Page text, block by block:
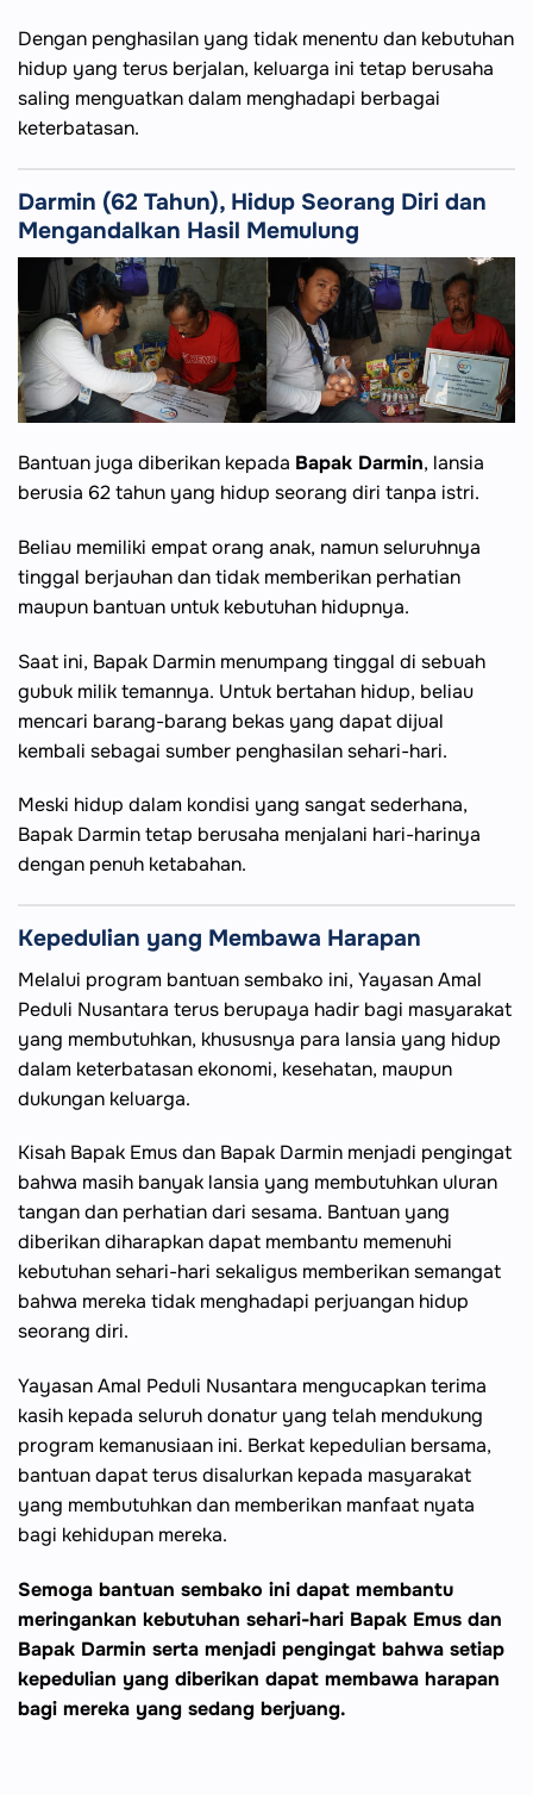
Dengan penghasilan yang tidak menentu dan kebutuhan
hidup yang terus berjalan, keluarga ini tetap berusaha
saling menguatkan dalam menghadapi berbagai
keterbatasan.
Darmin (62 Tahun), Hidup Seorang Diri dan
Mengandalkan Hasil Memulung
Bantuan juga diberikan kepada Bapak Darmin, lansia
berusia 62 tahun yang hidup seorang diri tanpa istri.
Beliau memiliki empat orang anak, namun seluruhnya
tinggal berjauhan dan tidak memberikan perhatian
maupun bantuan untuk kebutuhan hidupnya.
Saat ini, Bapak Darmin menumpang tinggal di sebuah
gubuk milik temannya. Untuk bertahan hidup, beliau
mencari barang-barang bekas yang dapat dijual
kembali sebagai sumber penghasilan sehari-hari.
Meski hidup dalam kondisi yang sangat sederhana,
Bapak Darmin tetap berusaha menjalani hari-harinya
dengan penuh ketabahan.
Kepedulian yang Membawa Harapan
Melalui program bantuan sembako ini, Yayasan Amal
Peduli Nusantara terus berupaya hadir bagi masyarakat
yang membutuhkan, khususnya para lansia yang hidup
dalam keterbatasan ekonomi, kesehatan, maupun
dukungan keluarga.
Kisah Bapak Emus dan Bapak Darmin menjadi pengingat
bahwa masih banyak lansia yang membutuhkan uluran
tangan dan perhatian dari sesama. Bantuan yang
diberikan diharapkan dapat membantu memenuhi
kebutuhan sehari-hari sekaligus memberikan semangat
bahwa mereka tidak menghadapi perjuangan hidup
seorang diri.
Yayasan Amal Peduli Nusantara mengucapkan terima
kasih kepada seluruh donatur yang telah mendukung
program kemanusiaan ini. Berkat kepedulian bersama,
bantuan dapat terus disalurkan kepada masyarakat
yang membutuhkan dan memberikan manfaat nyata
bagi kehidupan mereka.
Semoga bantuan sembako ini dapat membantu
meringankan kebutuhan sehari-hari Bapak Emus dan
Bapak Darmin serta menjadi pengingat bahwa setiap
kepedulian yang diberikan dapat membawa harapan
bagi mereka yang sedang berjuang.